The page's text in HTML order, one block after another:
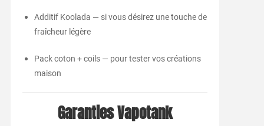
Additif Koolada — si vous désirez une touche de
fraîcheur légère
Pack coton + coils — pour tester vos créations
maison
Garanties Vapotank